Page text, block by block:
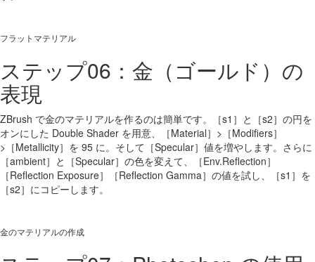
フラットマテリアル
ステップ06：金（ゴールド）の
表現
ZBrush で金のマテリアルを作るのは簡単です。［s1］と［s2］の円を
オンにした Double Shader を用意、［Material］>［Modifiers］
>［Metallicity］を 95 に。そして［Specular］値を増やします。さらに
［ambient］と［Specular］の色を変えて、［Env.Reflection］
［Reflection Exposure］［Reflection Gamma］の値を試し、［s1］を
［s2］にコピーします。
金のマテリアルの作成